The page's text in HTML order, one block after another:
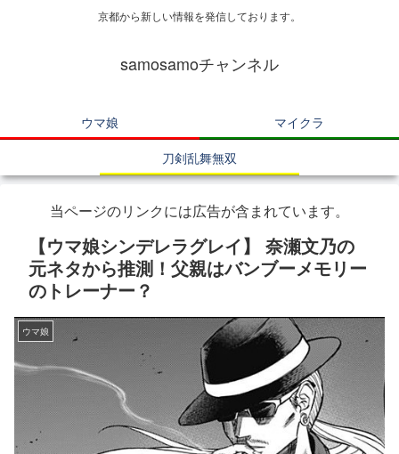
京都から新しい情報を発信しております。
samosamoチャンネル
ウマ娘
マイクラ
刀剣乱舞無双
当ページのリンクには広告が含まれています。
【ウマ娘シンデレラグレイ】 奈瀬文乃の
元ネタから推測！父親はバンブーメモリー
のトレーナー？
ウマ娘